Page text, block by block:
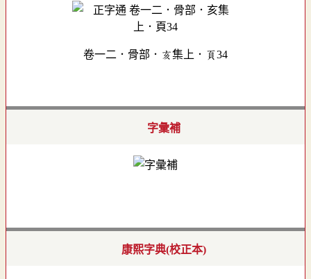
卷一二．骨部．亥集上．頁34
字彙補
康熙字典(校正本)